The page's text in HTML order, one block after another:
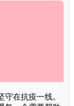
在抗疫一线。